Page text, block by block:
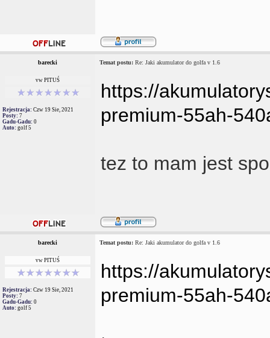
barecki Temat postu: Re: Jaki akumulator do golfa v 1.6
vw PITUŚ
Rejestracja: Czw 19 Sie, 2021
Posty: 7
Gadu-Gadu: 0
Auto: golf 5
https://
premium-55ah-
tez to mam jest
barecki Temat postu: Re: Jaki akumulator do golfa v 1.6
vw PITUŚ
Rejestracja: Czw 19 Sie, 2021
Posty: 7
Gadu-Gadu: 0
Auto: golf 5
https://
premium-55ah-